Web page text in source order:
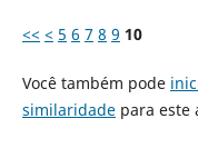
<< < 5 6 7 8 9 10
Você também pode
similaridadepara este